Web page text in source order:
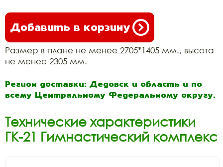
Добавить в корзину
Размер в плане не менее 2705*1405 мм., высота
не менее 2305 мм.
Регион доставки: Дедовск и область и по
всему Центральному Федеральному округу.
Технические характеристики
ГК-21 Гимнастический комплекс